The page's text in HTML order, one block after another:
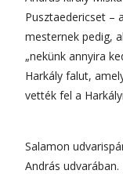
Pusztaedericset –
mesternek pedig,
„nekünk annyira
Harkály falut,
vették fel a
Salamon
András